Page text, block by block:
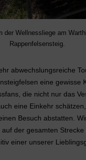
der Wellnessliege am
Rappenfelsensteig.
abwechslungsreiche
eine gewisse
die nicht nur das
eine Einkehr
Besuch abstatten.
der gesamten Strecke
einer unserer